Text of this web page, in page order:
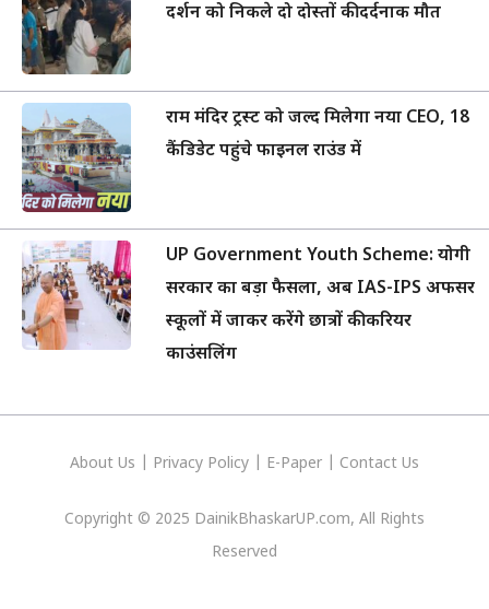
दर्शन को निकले दो दोस्तों की दर्दनाक मौत
राम मंदिर ट्रस्ट को जल्द मिलेगा नया CEO, 18
कैंडिडेट पहुंचे फाइनल राउंड में
UP Government Youth Scheme: योगी
सरकार का बड़ा फैसला, अब IAS-IPS अफसर
स्कूलों में जाकर करेंगे छात्रों की करियर
काउंसलिंग
About Us Privacy Policy E-Paper Contact Us
Copyright © 2025 DainikBhaskarUP.com, All Rights
Reserved